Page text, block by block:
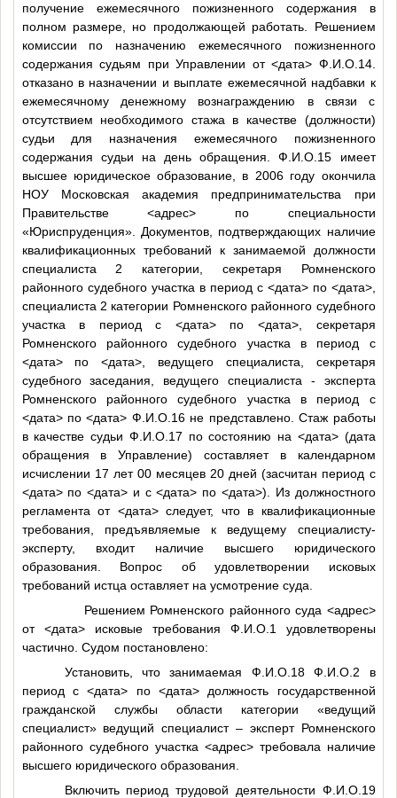
получение ежемесячного пожизненного содержания в
полном размере, но продолжающей работать. Решением
комиссии по назначению ежемесячного пожизненного
содержания судьям при Управлении от <дата> Ф.И.О.14.
отказано в назначении и выплате ежемесячной надбавки к
ежемесячному денежному вознаграждению в связи с
отсутствием необходимого стажа в качестве (должности)
судьи для назначения ежемесячного пожизненного
содержания судьи на день обращения.Ф.И.О.15 имеет
высшее юридическое образование, в 2006 году окончила
НОУ Московская академия предпринимательства при
Правительстве<адрес> по специальности
«Юриспруденция». Документов, подтверждающих наличие
квалификационных требований к занимаемой должности
специалиста 2 категории, секретаря Ромненского
районного судебного участка в период с <дата>по <дата>,
специалиста 2 категории Ромненского районного судебного
участка в период с <дата>по <дата>, секретаря
Ромненского районного судебного участка в период с
<дата>по<дата> , ведущего специалиста, секретаря
судебного заседания, ведущего специалиста - эксперта
Ромненского районного судебного участка в период с
<дата>по<дата> Ф.И.О.16не представлено. Стаж работы
в качестве судьи Ф.И.О.17 по состоянию на <дата>(дата
обращения в Управление) составляет в календарном
исчислении 17 лет 00 месяцев 20 дней (засчитан период с
<дата>по<дата> и с<дата> по <дата>). Из должностного
регламента от <дата>следует, что в квалификационные
требования, предъявляемые к ведущему специалисту-
эксперту, входит наличие высшего юридического
образования. Вопрос об удовлетворении исковых
требований истца оставляет на усмотрение суда.
Решением Ромненского районного суда <адрес>
от <дата>исковые требования Ф.И.О.1
удовлетворены
частично. Судом постановлено:
Установить, что занимаемая Ф.И.О.18 Ф.И.О.2 в
период с<дата> по <дата>должность государственной
гражданской службы области категории «ведущий
специалист» ведущий специалист – эксперт Ромненского
районного судебного участка <адрес>требовала наличие
высшего юридического образования.
Включить период трудовой деятельности Ф.И.О.19